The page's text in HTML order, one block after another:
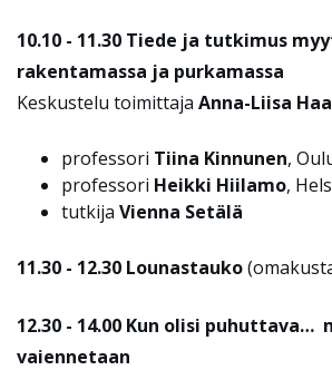
10.10 - 11.30 Tiede ja tutkimus
rakentamassa ja purkamassa
Keskustelu toimittaja Anna-Liisa
professori Tiina Kinnunen,
professori Heikki Hiilamo,
tutkija Vienna Setälä
11.30 - 12.30 Lounastauko
12.30 - 14.00 Kun olisi puhuttava…
vaiennetaan